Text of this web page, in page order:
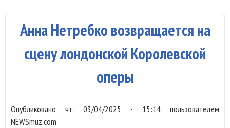
Анна Нетребко возвращается на
сцену лондонской Королевской
оперы
Опубликованочт, 03/04/2025 - 15:14пользователем
NEWSmuz.com